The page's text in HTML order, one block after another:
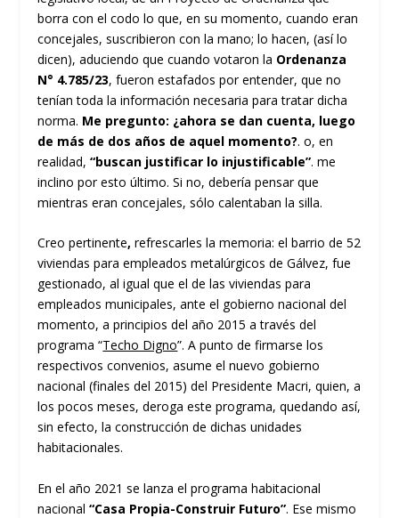
borra con el codo lo que, en su momento, cuando eran
concejales, suscribieron con la mano; lo hacen, (así lo
dicen), aduciendo que cuando votaron la Ordenanza
N° 4.785/23, fueron estafados por entender, que no
tenían toda la información necesaria para tratar dicha
norma. Me pregunto: ¿ahora se dan cuenta, luego
de más de dos años de aquel momento?. o, en
realidad,“buscan justificar lo injustificable”. me
inclino por esto último. Si no, debería pensar que
mientras eran concejales, sólo calentaban la silla.
Creo pertinente,refrescarles la memoria: el barrio de 52
viviendas para empleados metalúrgicos de Gálvez, fue
gestionado, al igual que el de las viviendas para
empleados municipales, ante el gobierno nacional del
momento, a principios del año 2015 a través del
programa “Techo Digno”. A punto de firmarse los
respectivos convenios, asume el nuevo gobierno
nacional (finales del 2015) del Presidente Macri, quien, a
los pocos meses, deroga este programa, quedando así,
sin efecto, la construcción de dichas unidades
habitacionales.
En el año 2021 se lanza el programa habitacional
nacional“Casa Propia-Construir Futuro”. Ese mismo